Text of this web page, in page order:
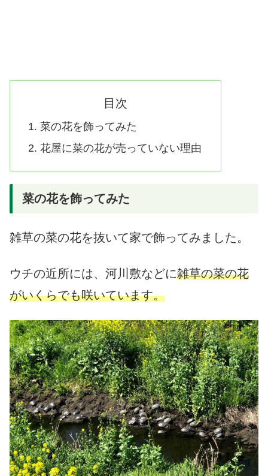
目次
菜の花を飾ってみた
花屋に菜の花が売っていない理由
菜の花を飾ってみた
雑草の菜の花を抜いて家で飾ってみました。
ウチの近所には、河川敷などに雑草の菜の花
がいくらでも咲いています。